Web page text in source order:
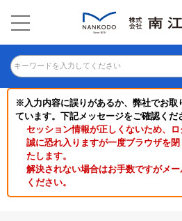
キーワードを入力してください
※入力内容に誤りがあるか、弊社でお取
ています。下記メッセージをご確認くだ
セッション情報が正しくないため、
誠に恐れ入りますが一度ブラウザを
たします。
解決されない場合はお手数ですがメ
ください。